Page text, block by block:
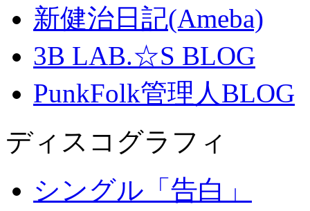
新健治日記(Ameba)
3B LAB.☆S BLOG
PunkFolk管理人BLOG
ディスコグラフィ
シングル「告白」